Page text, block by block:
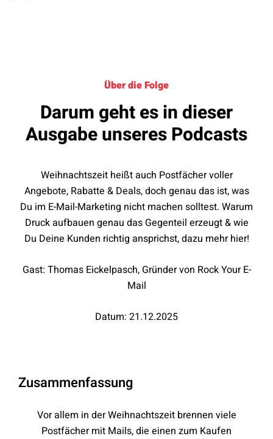
Über die Folge
Darum geht es in dieser
Ausgabe unseres Podcasts
Weihnachtszeit heißt auch Postfächer voller
Angebote, Rabatte & Deals, doch genau das ist, was
Du im E-Mail-Marketing nicht machen solltest. Warum
Druck aufbauen genau das Gegenteil erzeugt & wie
Du Deine Kunden richtig ansprichst, dazu mehr hier!
Gast: Thomas Eickelpasch, Gründer von Rock Your E-
Mail
Datum: 21.12.2025
Zusammenfassung
Vor allem in der Weihnachtszeit brennen viele
Postfächer mit Mails, die einen zum Kaufen